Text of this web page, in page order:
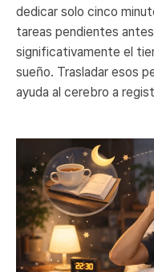
dedicar solo cinco
tareas pendientes
significativamente el
sueño. Trasladar esos
ayuda al cerebro a